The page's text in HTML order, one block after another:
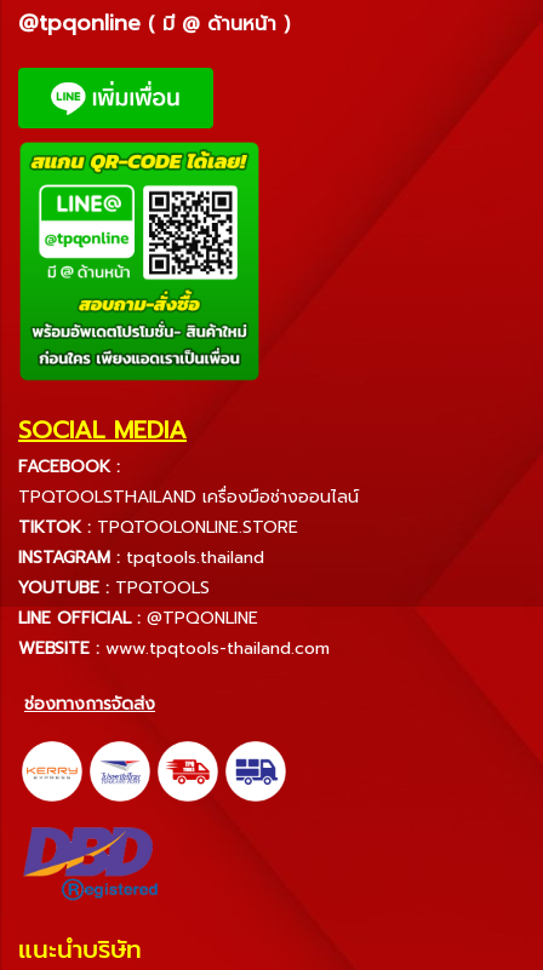
@tpqonline ( มี @ ด้านหน้า )
SOCIAL MEDIA
FACEBOOK :
TPQTOOLSTHAILAND เครื่องมือช่างออนไลน์
TIKTOK : TPQTOOLONLINE.STORE
INSTAGRAM : tpqtools.thailand
YOUTUBE : TPQTOOLS
LINE OFFICIAL : @TPQONLINE
WEBSITE : www.tpqtools-thailand.com
ช่องทางการจัดส่ง
แนะนำบริษัท